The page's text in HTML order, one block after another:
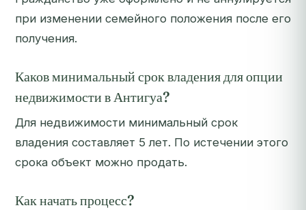
при изменении семейного положения после его
получения.
Каков минимальный срок владения для опции
недвижимости в Антигуа?
Для недвижимости минимальный срок
владения составляет 5 лет. По истечении этого
срока объект можно продать.
Как начать процесс?